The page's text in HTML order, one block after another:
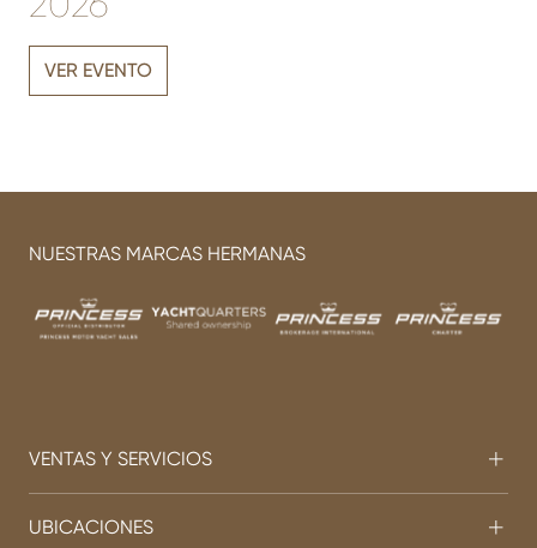
VER EVENTO
NUESTRAS MARCAS HERMANAS
VENTAS Y SERVICIOS
UBICACIONES